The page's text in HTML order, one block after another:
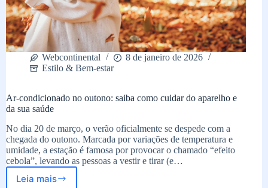
Webcontinental
8 de janeiro de 2026
Estilo & Bem-estar
Ar-condicionado no outono: saiba como cuidar do aparelho e
da sua saúde
No dia 20 de março, o verão oficialmente se despede com a
chegada do outono. Marcada por variações de temperatura e
umidade, a estação é famosa por provocar o chamado “efeito
cebola”, levando as pessoas a vestir e tirar (e…
Leia mais
Ar-